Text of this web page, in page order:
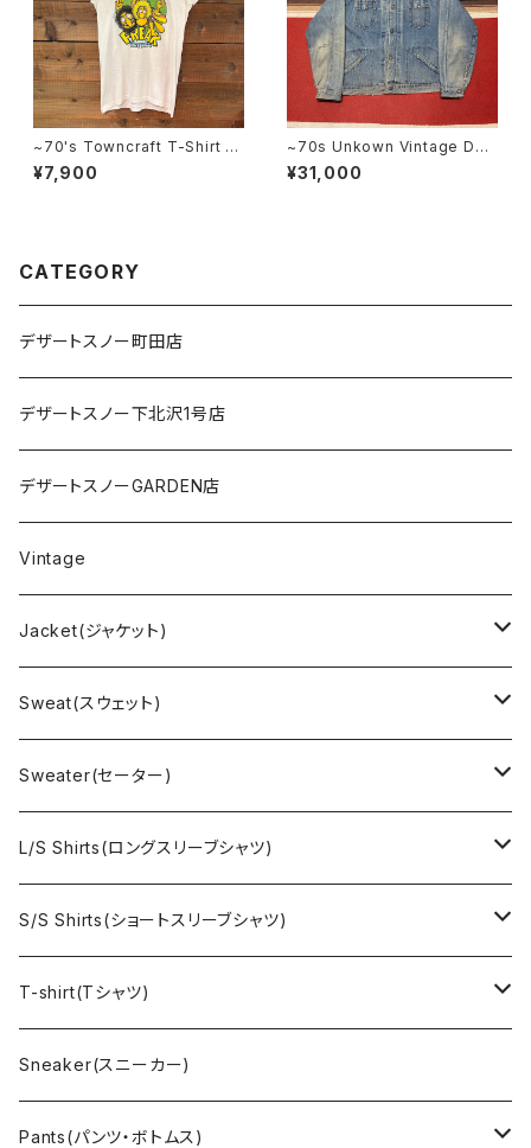
~70's Towncraft T-Shirt SI
ZE:38
¥7,900
~70s Unkown Vintage Den
im Jacket
¥31,000
CATEGORY
デザートスノー町田店
デザートスノー下北沢1号店
デザートスノーGARDEN店
Vintage
Jacket(ジャケット)
US Military(ユーエスミリタリー)
EURO Military(ユーロミリタリー）
Ralph Laurne(ラルフローレン)
Denim jacket(デニムジャケット)
Vest(ベスト)
Outdoor(アウトドア)
Cover all(カバーオール)
Sweat(スウェット)
Champion(チャンピオン)
Reverse Weave(リバースウィーブ)
Sports sweat(スポーツ スウェット)
Character(キャラクター)
Lee （リー）
Russell（ラッセル）
Sweater(セーター)
Ralph Lauren(ラルフローレン)
Brand(ブランド)
LACOSTE(ラコステ)
Cardigan(カーディガン)
Vest(ベスト)
L/S Shirts(ロングスリーブシャツ)
Ralph Lauren(ラルフローレン)
Brooks Brothers(ブルックスブラザーズ)
Military（ミリタリー）
Euro(ヨーロッパ)
S/S Shirts(ショートスリーブシャツ)
Ralph Lauren (ラルフローレン)
Hawaiian(ハワイアン)
Military (ミリタリー )
T-shirt(Tシャツ)
Champion(チャンピオン)
Sport(スポーツ)
Sneaker(スニーカー)
Pants(パンツ・ボトムス)